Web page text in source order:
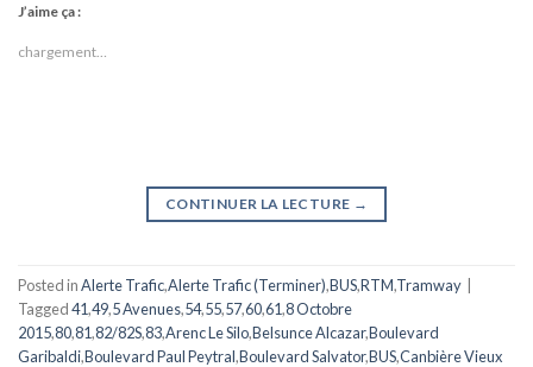
J’aime ça :
chargement…
CONTINUER LA LECTURE →
Posted inAlerte Trafic,Alerte Trafic (Terminer),BUS,RTM,Tramway
Tagged41,49,5 Avenues,54,55,57,60,61,8 Octobre
2015,80,81,82/82S,83,Arenc Le Silo,Belsunce Alcazar,Boulevard
Garibaldi,Boulevard Paul Peytral,Boulevard Salvator,BUS,Canbière Vieux